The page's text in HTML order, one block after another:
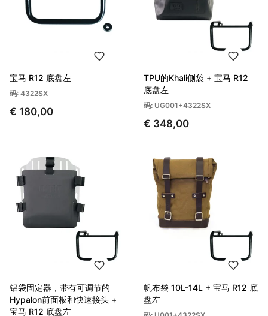
宝马 R12 底盘左
码: 4322SX
€ 180,00
TPU的Khali侧袋 + 宝马 R12
底盘左
码: UG001+4322SX
€ 348,00
铝袋固定器，带有可调节的
Hypalon前面板和快速接头 +
宝马 R12 底盘左
帆布袋 10L-14L + 宝马 R12 底
盘左